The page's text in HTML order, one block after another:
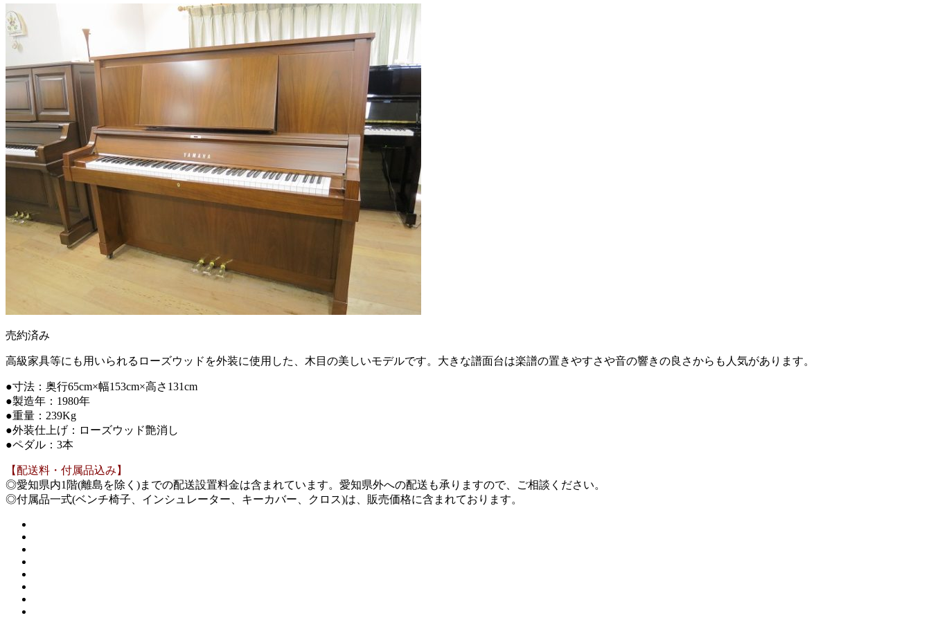
売約済み
高級家具等にも用いられるローズウッドを外装に使用した、木目の美しいモデルです。大きな譜面台は楽譜の置きやすさや音の響きの良さからも人気があります。
●寸法：奥行65cm×幅153cm×高さ131cm
●製造年：1980年
●重量：239Kg
●外装仕上げ：ローズウッド艶消し
●ペダル：3本
【配送料・付属品込み】
◎愛知県内1階(離島を除く)までの配送設置料金は含まれています。愛知県外への配送も承りますので、ご相談ください。
◎付属品一式(ベンチ椅子、インシュレーター、キーカバー、クロス)は、販売価格に含まれております。